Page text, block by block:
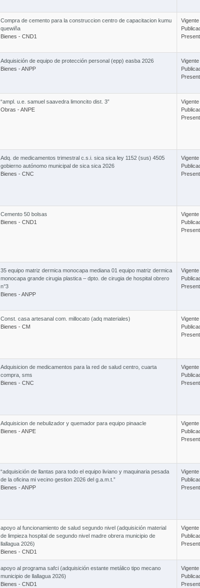
2 Cursos Ley
Ley 603
Curso
3
4 Cursos
Curso RUES
Curso Ley 369
Combo 6 x 1
1152 -
Curso
6 Cursos 1178
Compra de cemento para la construccion centro de capacitacion kumu
quewiña
Bienes - CND1
Vigente
Adquisición de equipo de protección personal (epp) easba 2026
Bienes - ANPP
Vigente
“ampl. u.e. samuel saavedra limoncito dist. 3”
Obras - ANPE
Vigente
Adq. de medicamentos trimestral c.s.i. sica sica ley 1152 (sus) 4505
gobierno autónomo municipal de sica sica 2026
Bienes - CNC
Vigente
Cemento 50 bolsas
Bienes - CND1
Vigente
35 equipo matriz dermica monocapa mediana 01 equipo matriz dermica
monocapa grande cirugia plastica – dpto. de cirugia de hospital obrero
n°3
Bienes - ANPP
Vigente
Const. casa artesanal com. millocato (adq materiales)
Bienes - CM
Vigente
Adquisicion de medicamentos para la red de salud centro, cuarta
compra, sms
Bienes - CNC
Vigente
Adquisicion de nebulizador y quemador para equipo pinaacle
Bienes - ANPE
Vigente
“adquisición de llantas para todo el equipo liviano y maquinaria pesada
de la oficina mi vecino gestion 2026 del g.a.m.t.”
Bienes - ANPP
Vigente
apoyo al funcionamiento de salud segundo nivel (adquisición material
de limpieza hospital de segundo nivel madre obrera municipio de
llallagua 2026)
Bienes - CND1
Vigente
apoyo al programa safci (adquisición estante metálico tipo mecano
municipio de llallagua 2026)
Bienes - CND1
Vigente